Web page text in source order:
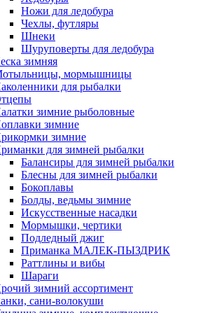
Ножи для ледобура
Чехлы, футляры
Шнеки
Шуруповерты для ледобура
зимняя
мормышницы
для рыбалки
зимние рыболовные
зимние
зимние
для зимней рыбалки
Балансиры для зимней рыбалки
Блесны для зимней рыбалки
Бокоплавы
Болды, ведьмы зимние
Искусственные насадки
Мормышки, чертики
Подледный джиг
Приманка МАЛЕК-ПЫЗДРИК
Раттлины и вибы
Шараги
зимний ассортимент
сани-волокуши